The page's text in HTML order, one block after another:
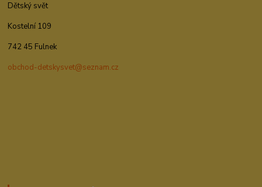
Dětský svět
Kostelní 109
742 45 Fulnek
obchod-detskysvet@seznam.cz